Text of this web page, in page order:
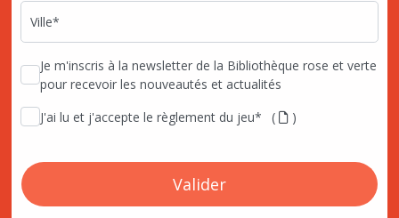
Ville*
Je m'inscris à la newsletter de la Bibliothèque rose et verte
pour recevoir les nouveautés et actualités
J'ai lu et j'accepte le règlement du jeu*
( )
Valider